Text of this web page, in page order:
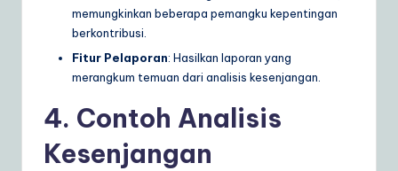
memungkinkan beberapa pemangku kepentingan
berkontribusi.
Fitur Pelaporan: Hasilkan laporan yang
merangkum temuan dari analisis kesenjangan.
4. Contoh Analisis
Kesenjangan